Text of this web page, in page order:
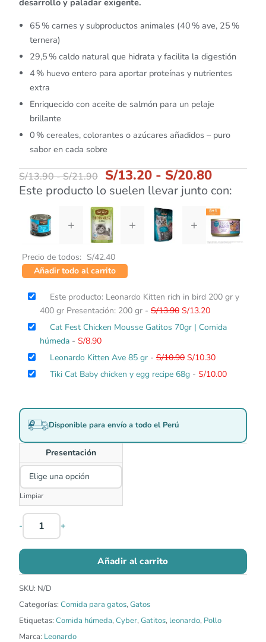
desarrollo y paladar exigente.
65 % carnes y subproductos animales (40 % ave, 25 %
ternera)
29,5 % caldo natural que hidrata y facilita la digestión
4 % huevo entero para aportar proteínas y nutrientes
extra
Enriquecido con aceite de salmón para un pelaje
brillante
0 % cereales, colorantes o azúcares añadidos – puro
sabor en cada sobre
S/13.90-S/21.90 S/13.20 - S/20.80
Este producto lo suelen llevar junto con:
+ + +
Precio de todos: S/42.40
Añadir todo al carrito
Este producto: Leonardo Kitten rich in bird 200 gr y
400 gr Presentación: 200 gr - S/13.90
El
precio
original
S/13.90.
S/13.20
El
precio
actual
Cat Fest Chicken Mousse Gatitos 70gr | Comida
húmeda - S/8.90
Leonardo Kitten Ave 85 gr - S/10.90 El
precio
S/10.90.
S/10.30El
precio
S/10.30.
Tiki Cat Baby chicken y egg recipe 68g - S/10.00
Disponible para envío a todo el Perú
Presentación
Limpiar
- +
Añadir al carrito
SKU: N/D
Categorías: Comida para gatos,Gatos
Etiquetas: Comida húmeda,Cyber,Gatitos, leonardo, Pollo
Marca: Leonardo